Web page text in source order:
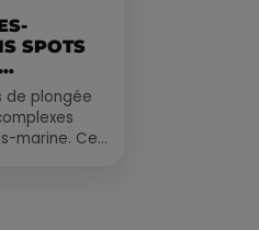
SPOTS
de plongée
marine. Cet